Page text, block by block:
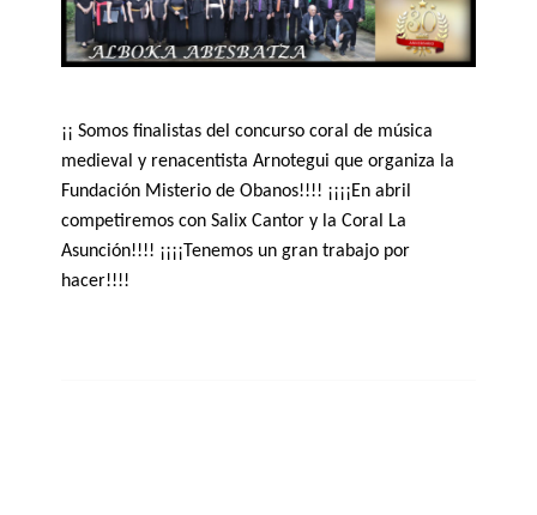
¡¡ Somos finalistas del concurso coral de música
medieval y renacentista Arnotegui que organiza la
Fundación Misterio de Obanos!!!! ¡¡¡¡En abril
competiremos con Salix Cantor y la Coral La
Asunción!!!! ¡¡¡¡Tenemos un gran trabajo por
hacer!!!!